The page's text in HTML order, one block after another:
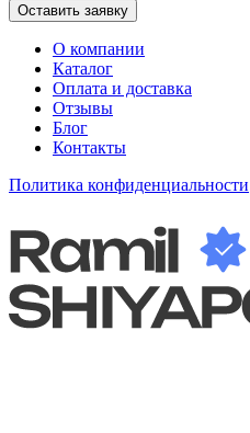
Оставить заявку
О компании
Каталог
Оплата и доставка
Отзывы
Блог
Контакты
Политика конфиденциальности